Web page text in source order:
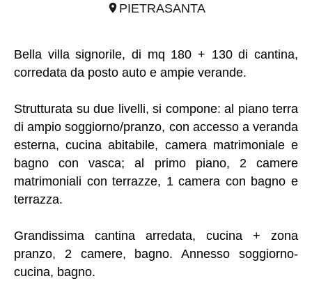
PIETRASANTA
Bella villa signorile, di mq 180 + 130 di cantina,
corredata da posto auto e ampie verande.
Strutturata su due livelli, si compone: al piano terra
di ampio soggiorno/pranzo, con accesso a veranda
esterna, cucina abitabile, camera matrimoniale e
bagno con vasca; al primo piano, 2 camere
matrimoniali con terrazze, 1 camera con bagno e
terrazza.
Grandissima cantina arredata, cucina + zona
pranzo, 2 camere, bagno. Annesso soggiorno-
cucina, bagno.